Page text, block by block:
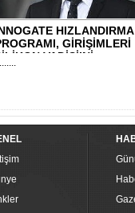
HIZLANDIRMA
GİRİŞİMLERİ
VADİSİ’Nİ..